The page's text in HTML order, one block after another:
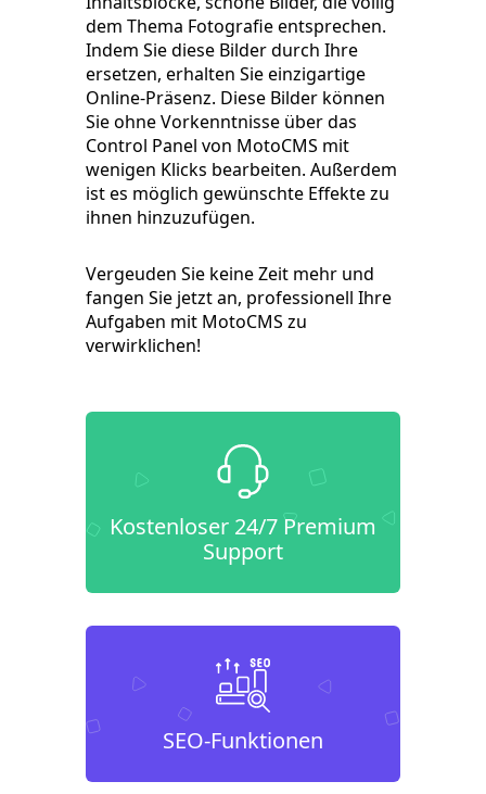
dem Thema Fotografie entsprechen.
Indem Sie diese Bilder durch Ihre
ersetzen, erhalten Sie einzigartige
Online-Präsenz. Diese Bilder können
Sie ohne Vorkenntnisse über das
Control Panel von MotoCMS mit
wenigen Klicks bearbeiten. Außerdem
ist es möglich gewünschte Effekte zu
ihnen hinzuzufügen.
Vergeuden Sie keine Zeit mehr und
fangen Sie jetzt an, professionell Ihre
Aufgaben mit MotoCMS zu
verwirklichen!
Kostenloser 24/7 Premium
Support
SEO-Funktionen